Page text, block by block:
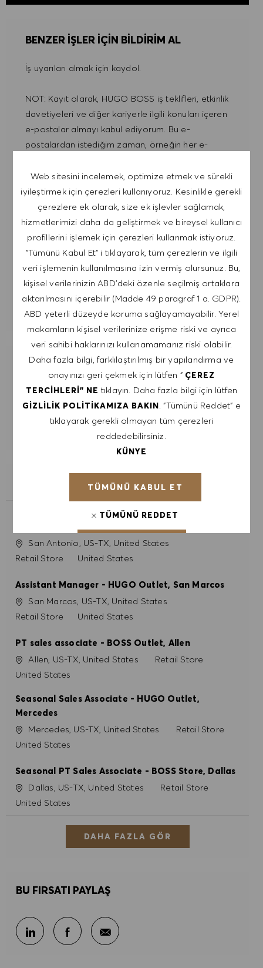
Web sitesini incelemek, optimize etmek ve sürekli
iyileştirmek için çerezleri kullanıyoruz. Kesinlikle gerekli
çerezlere ek olarak, size ek işlevler sağlamak,
hizmetlerimizi daha da geliştirmek ve bireysel kullanıcı
profillerini işlemek için çerezleri kullanmak istiyoruz.
"Tümünü Kabul Et" i tıklayarak, tüm çerezlerin ve ilgili
veri işlemenin kullanılmasına izin vermiş olursunuz. Bu,
kişisel verilerinizin ABD'deki özenle seçilmiş ortaklara
aktarılmasını içerebilir (Madde 49 paragraf 1 a. GDPR).
ABD yeterli düzeyde koruma sağlayamayabilir. Yerel
makamların kişisel verilerinize erişme riski ve ayrıca
veri sahibi haklarınızı kullanamamanız riski olabilir.
Daha fazla bilgi, farklılaştırılmış bir yapılandırma ve
onayınızı geri çekmek için lütfen " ÇEREZ
TERCIHLERI" NE tıklayın. Daha fazla bilgi için lütfen
GIZLILIK POLITIKAMIZA BAKIN. "Tümünü Reddet" e
tıklayarak gerekli olmayan tüm çerezleri
reddedebilirsiniz.
KÜNYE
ÇEREZ TERCIHLERI
TÜMÜNÜ REDDET
TÜMÜNÜ KABUL ET
BENZER IŞLER IÇIN BILDIRIM AL
İş uyarıları almak için kaydol.
NOT: Kayıt olarak, HUGO BOSS iş teklifleri, etkinlik
davetiyeleri ve diğer kariyerle ilgili konuları içeren
e-postalar almayı kabul ediyorum. Bu e-
postalardan istediğim zaman, örneğin her e-
çıkabileceğimi kabul ediyorum. Kişisel verilerimin
GIZLILIK POLITIKASI'na uygun olarak
işleneceğini kabul ediyorum.
E-posta adresini gir (Gerekli)
UYARILARI YÖNET
İLGI ALANLARINA GÖRE ÖZEL IŞ
ÖNERILERI AL.
KULLANMAYA BAŞLA
PT sales associate - BOSS Store, San Antonio, La
KonumSan Antonio, US-TX, United States
Kategori
Retail Store United States
Assistant Manager - HUGO Outlet, San Marcos
KonumSan Marcos, US-TX, United States
Kategori
Retail Store United States
PT sales associate - BOSS Outlet, Allen
KonumAllen, US-TX, United States Kategori
Retail Store
United States
Seasonal Sales Associate - HUGO Outlet,
Mercedes
KonumMercedes, US-TX, United States Kategori
Retail Store
United States
Seasonal PT Sales Associate - BOSS Store, Dallas
KonumDallas, US-TX, United States Kategori
Retail Store
United States
DAHA FAZLA GÖR
BU FIRSATI PAYLAŞ
LinkedIn ile paylaş
Facebook ile paylaş
E-posta ile paylaş